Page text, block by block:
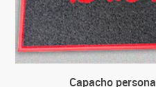
Capacho